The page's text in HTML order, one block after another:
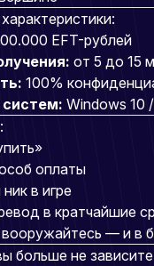
EFT-рублей
от 5 до 15
100%
Windows 10
оплаты
в игре
в кратчайшие
— и в
больше не